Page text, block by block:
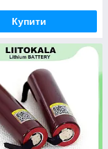
Купити